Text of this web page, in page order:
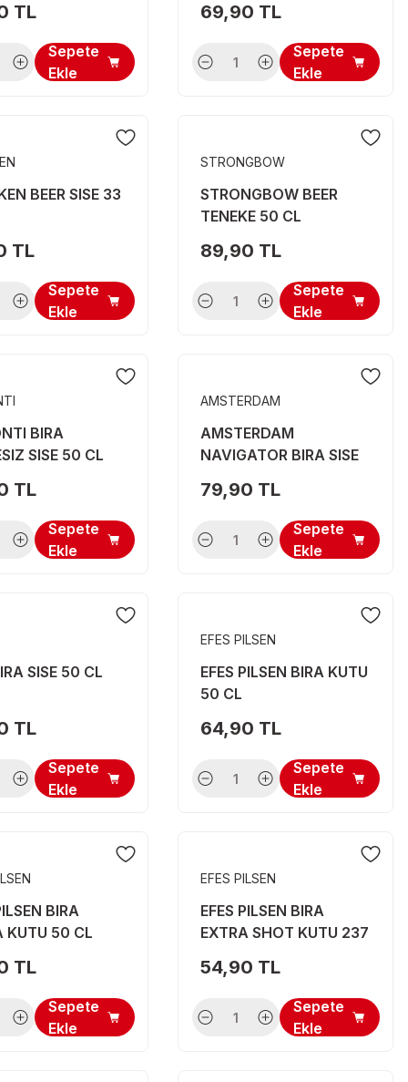
TL
Sepete
Ekle
69,90 TL
Sepete
Ekle
BEER SISE 33
TL
Sepete
Ekle
STRONGBOW
STRONGBOW BEER
TENEKE 50 CL
89,90 TL
Sepete
Ekle
BIRA
SISE 50 CL
TL
Sepete
Ekle
AMSTERDAM
AMSTERDAM
NAVIGATOR BIRA SISE
79,90 TL
Sepete
Ekle
SISE 50 CL
TL
Sepete
Ekle
EFES PILSEN
EFES PILSEN BIRA KUTU
50 CL
64,90 TL
Sepete
Ekle
BIRA
KUTU 50 CL
TL
Sepete
Ekle
EFES PILSEN
EFES PILSEN BIRA
EXTRA SHOT KUTU 237
54,90 TL
Sepete
Ekle